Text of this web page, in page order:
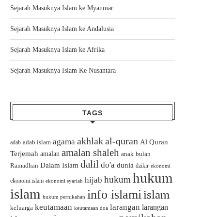
Sejarah Masuknya Islam ke Myanmar
Sejarah Masuknya Islam ke Andalusia
Sejarah Masuknya Islam ke Afrika
Sejarah Masuknya Islam Ke Nusantara
TAGS
adab adab islam agama akhlakal-quran Al Quran
Terjemah amalan amalan shaleh anak bulan
Ramadhan Dalam Islam dalil do'a dunia dzikir ekonomi
ekonomi islam ekonomi syariah hijab hukum hukum
islam hukum pernikahan info islamiislam
keluarga keutamaan keutamaan doa larangan larangan